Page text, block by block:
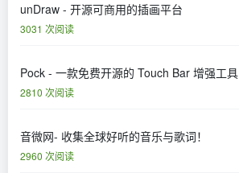
unDraw - 开源可商用的插画平台
3031 次阅读
Pock - 一款免费开源的 Touch Bar 增强工具
2810 次阅读
音微网- 收集全球好听的音乐与歌词！
2960 次阅读